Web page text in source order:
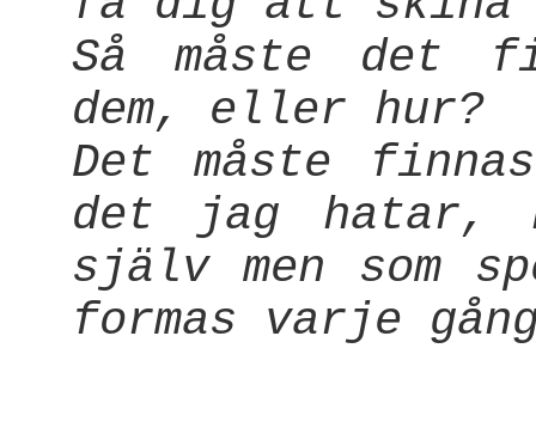
Så måste det
dem, eller hur?
Det måste
det jag hatar,
själv men som
formas varje